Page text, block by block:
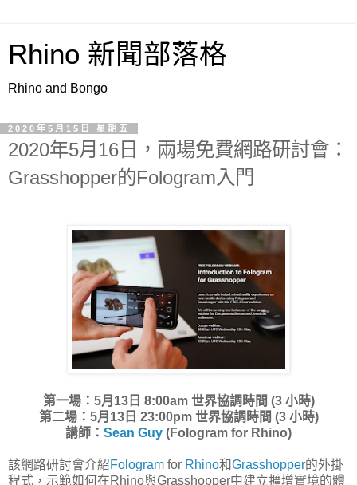
Rhino 新聞部落格
Rhino and Bongo
2020年5月15日 星期五
2020年5月16日，兩場免費網路研討會：
Grasshopper的Fologram入門
第一場：5月13日 8:00am 世界協調時間 (3 小時)
第二場：5月13日 23:00pm 世界協調時間 (3 小時)
講師： Sean Guy (Fologram for Rhino)
該網路研討會介紹Fologram for Rhino和Grasshopper的外掛
程式，示範如何在Rhino與Grasshopper中建立擴增實境的體